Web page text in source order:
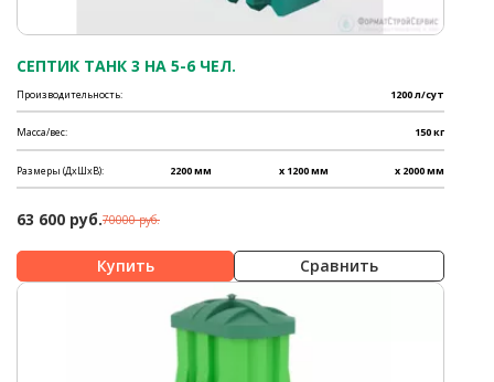
СЕПТИК ТАНК 3 НА 5-6 ЧЕЛ.
Производительность: 1200 л/сут
Масса/вес: 150 кг
Размеры (ДхШхВ): 2200 мм x 1200 мм x 2000 мм
63 600 руб.70000 руб.
Сравнить